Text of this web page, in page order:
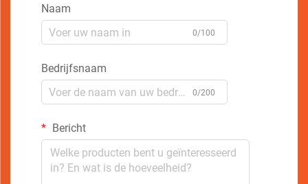
Naam
0/100
Bedrijfsnaam
0/200
Bericht